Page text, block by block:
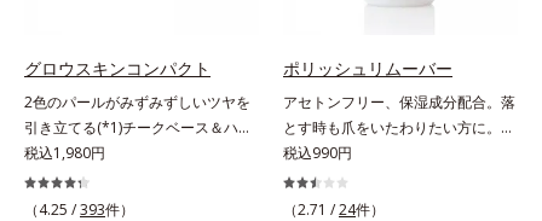
た場合は、すぐに洗剤で丁寧に洗っ
てください。
シリル化シリカ、BG、ペンチレン
くすみに働きかける成分に2種のヒ
処方で、うるおうハリ肌へと整えま
グロウスキンコンパクト
2色のパールがみずみずしいツヤを
引き立てる(*1)チークベース＆ハイ
ライト。ベースメイクの仕上げに重
ねれば、みずみずしいツヤが表情を
一段と魅力的に引き立てる、チーク
税込1,980円
（4.25 /393件）
ポリッシュリムーバー
アセトンフリー、保湿成分配合。落
とす時も爪をいたわりたい方に。爪
へのやさしさを考えたネイルリムー
バー（除光液）です。アセトンフリ
ー処方で、さらに6種(*)のネイルケ
税込990円
（2.71 /24件）